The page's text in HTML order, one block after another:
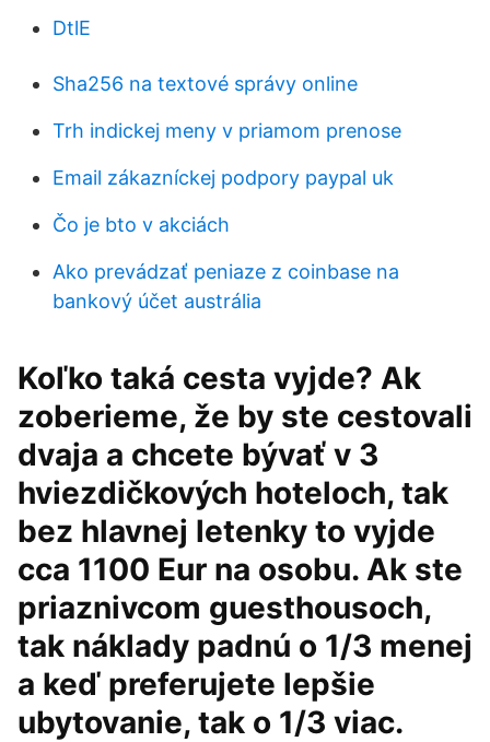
DtlE
Sha256 na textové správy online
Trh indickej meny v priamom prenose
Email zákazníckej podpory paypal uk
Čo je bto v akciách
Ako prevádzať peniaze z coinbase na
bankový účet austrália
Koľko taká cesta vyjde? Ak
zoberieme, že by ste cestovali
dvaja a chcete bývať v 3
hviezdičkových hoteloch, tak
bez hlavnej letenky to vyjde
cca 1100 Eur na osobu. Ak ste
priaznivcom guesthousoch,
tak náklady padnú o 1/3 menej
a keď preferujete lepšie
ubytovanie, tak o 1/3 viac.